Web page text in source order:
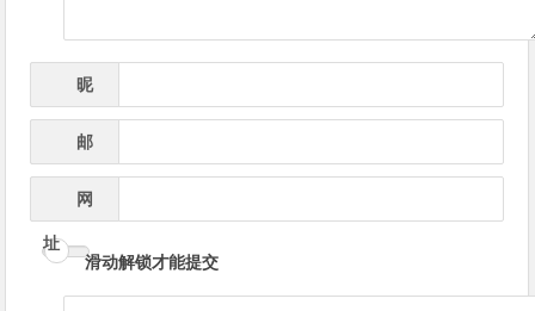
昵
邮
网
址
滑动解锁才能提交